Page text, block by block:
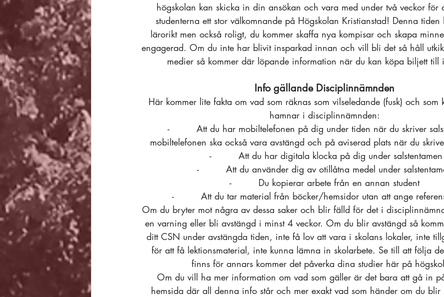
högskolan kan skicka in din ansökan och vara med under två veckor för
studenterna ett stor välkomnande på Högskolan Kristianstad! Denna tiden
lärorikt men också roligt, du kommer skaffa nya kompisar och skapa
engagerad. Om du inte har blivit insparkad innan och vill bli det så håll
medier så kommer där löpande information när du kan köpa biljett till
Info gällande Disciplinnämnden
Här kommer lite fakta om vad som räknas som vilseledande (fusk) och som
hamnar i disciplinnämnden:
-         Att du har mobiltelefonen på dig under tiden när du skriver
mobiltelefonen ska också vara avstängd och på aviserad plats när du
-         Att du har digitala klocka på dig under salstentamen
-         Att du använder dig av otillåtna medel under
-         Du kopierar arbete från en annan student
-         Att du tar material från böcker/hemsidor utan att ange
Om du bryter mot några av dessa saker och blir fälld för det i
en varning eller bli avstängd i minst 4 veckor. Om du blir avstängd så
ditt CSN under avstängda tiden, inte få lov att vara i skolans lokaler, inte
för att få lektionsmaterial, inte kunna lämna in skolarbete. Se till att följa
finns för annars kommer det påverka dina studier här på
Om du vill ha mer information om vad som gäller är det bara att gå in
hemsida där all denna info står och mer exakt vad som händer om du blir